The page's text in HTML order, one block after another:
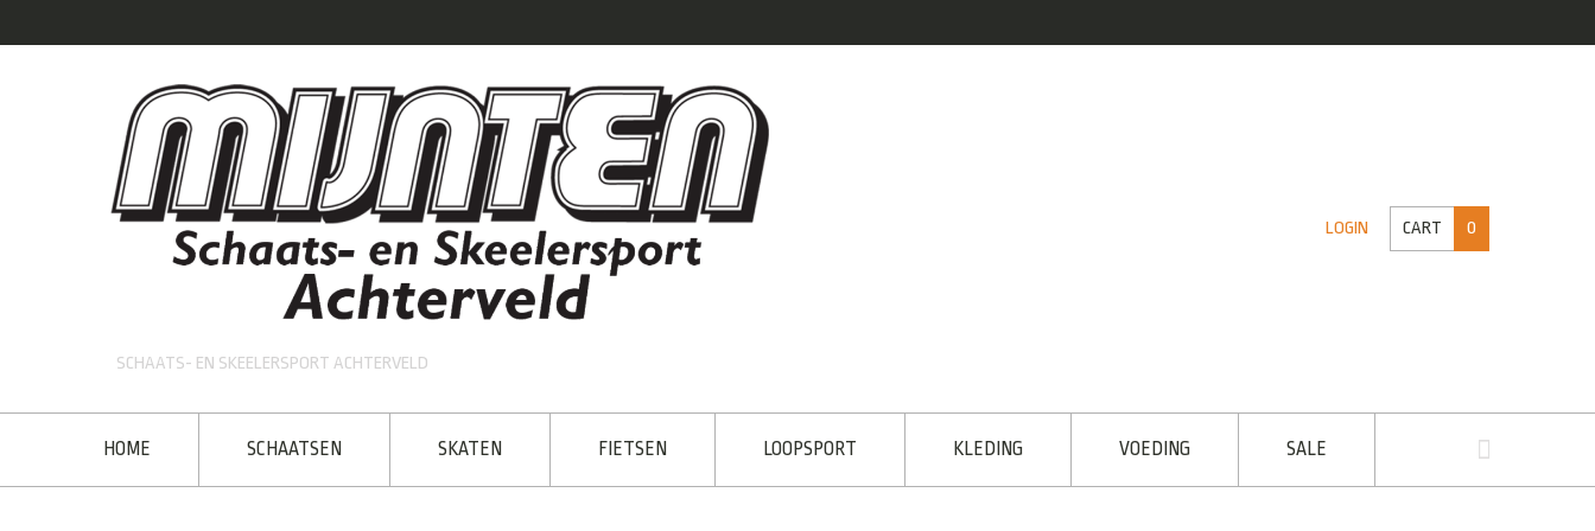
SCHAATS- EN SKEELERSPORT ACHTERVELD
LOGIN CART 0
HOME SCHAATSEN SKATEN FIETSEN LOOPSPORT KLEDING VOEDING SALE